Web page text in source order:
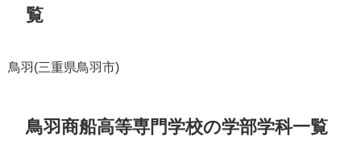
覧
鳥羽(三重県鳥羽市)
鳥羽商船高等専門学校の学部学科一覧